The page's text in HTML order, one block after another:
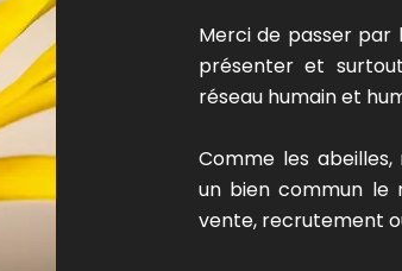
Merci de passer par
présenter et
réseau humain et
Comme les
un bien commun le
vente, recrutement